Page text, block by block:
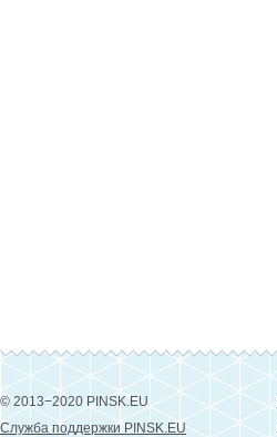
© 2013−2020 PINSK.EU
Служба поддержки PINSK.EU